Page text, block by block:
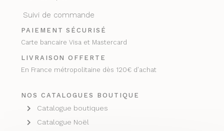
Suivi de commande
PAIEMENT SÉCURISÉ
Carte bancaire Visa et Mastercard
LIVRAISON OFFERTE
En France métropolitaine dès 120€ d’achat
NOS CATALOGUES BOUTIQUE
Catalogue boutiques
Catalogue Noël